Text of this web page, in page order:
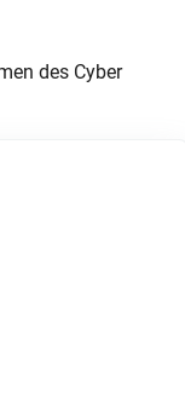
des Cyber